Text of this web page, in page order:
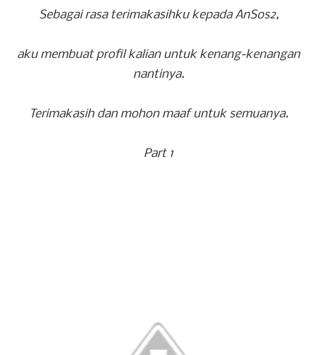
Sebagai rasa terimakasihku kepada AnSos2,
aku membuat profil kalian untuk kenang-kenangan
nantinya.
Terimakasih dan mohon maaf untuk semuanya.
Part 1